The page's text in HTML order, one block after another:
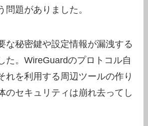
問題がありました。
な秘密鍵や設定情報が漏洩する
た。WireGuardのプロトコル自
れを利用する周辺ツールの作り
のセキュリティは崩れ去ってし